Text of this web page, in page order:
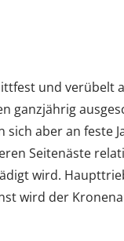
und verübelt
ganzjährig
aber an feste
Seitenäste
wird.
wird der